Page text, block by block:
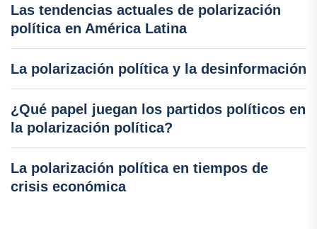
Las tendencias actuales de polarización
política en América Latina
La polarización política y la desinformación
¿Qué papel juegan los partidos políticos en
la polarización política?
La polarización política en tiempos de
crisis económica